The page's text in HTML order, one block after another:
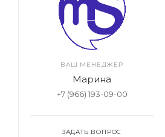
ВАШ МЕНЕДЖЕР
Марина
+7 (966) 193-09-00
ЗАДАТЬ ВОПРОС